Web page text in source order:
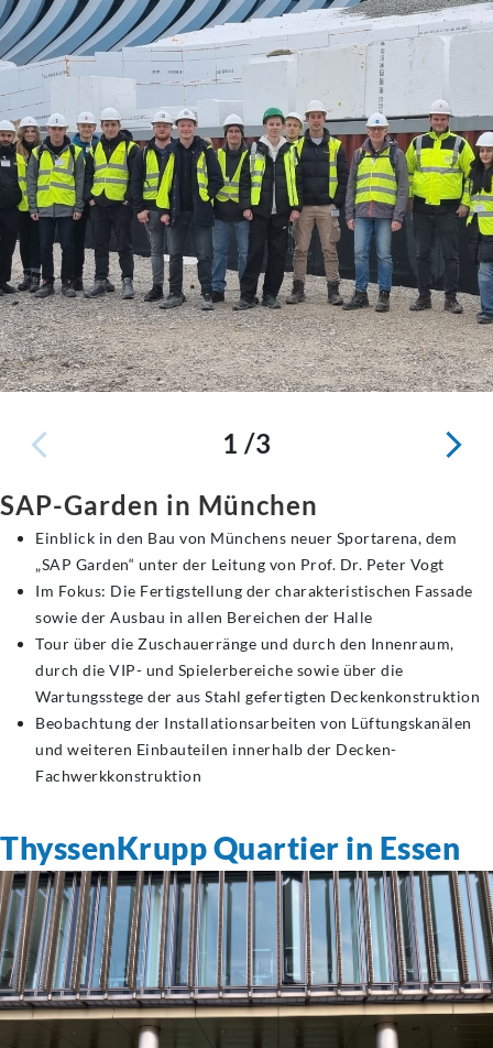
1 /3
SAP-Garden in München
Einblick in den Bau von Münchens neuer Sportarena, dem
„SAP Garden“ unter der Leitung von Prof. Dr. Peter Vogt
Im Fokus: Die Fertigstellung der charakteristischen Fassade
sowie der Ausbau in allen Bereichen der Halle
Tour über die Zuschauerränge und durch den Innenraum,
durch die VIP- und Spielerbereiche sowie über die
Wartungsstege der aus Stahl gefertigten Deckenkonstruktion
Beobachtung der Installationsarbeiten von Lüftungskanälen
und weiteren Einbauteilen innerhalb der Decken-
Fachwerkkonstruktion
ThyssenKrupp Quartier in Essen